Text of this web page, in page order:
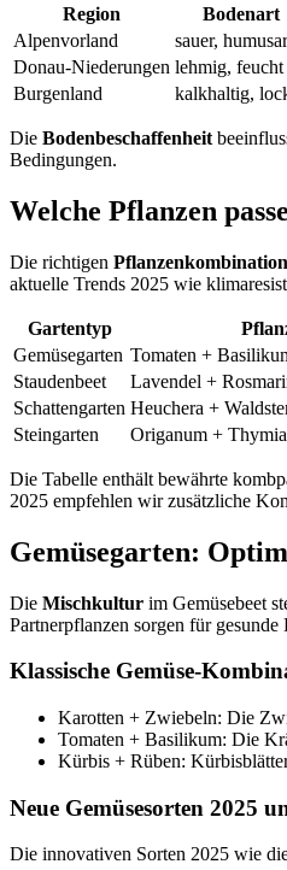
Region
Bodenart
Alpenvorland
sauer,
Donau-Niederungen lehmig, feucht
Burgenland
kalkhaltig,
Die Bodenbeschaffenheit
Bedingungen.
Welche Pflanzen
Die richtigen
aktuelle Trends 2025 wie
Gartentyp
Gemüsegarten Tomaten +
Staudenbeet
Lavendel +
Schattengarten Heuchera +
Steingarten
Origanum +
Die Tabelle enthält bewährte
2025 empfehlen wir zusätzliche
Gemüsegarten:
Die Mischkultur im Gemüsebeet
Partnerpflanzen sorgen für
Klassische Gemüse-
Karotten + Zwiebeln: Die
Tomaten + Basilikum: Die
Kürbis + Rüben:
Neue Gemüsesorten 2025
Die innovativen Sorten 2025 wie